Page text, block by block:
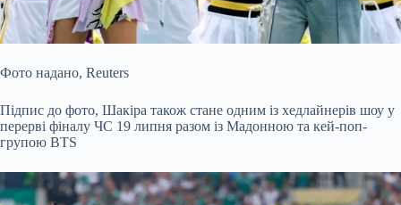
Фото надано, Reuters
Підпис до фото, Шакіра також стане одним із хедлайнерів шоу у
перерві фіналу ЧС 19 липня разом із Мадонною та кей-поп-
групою BTS